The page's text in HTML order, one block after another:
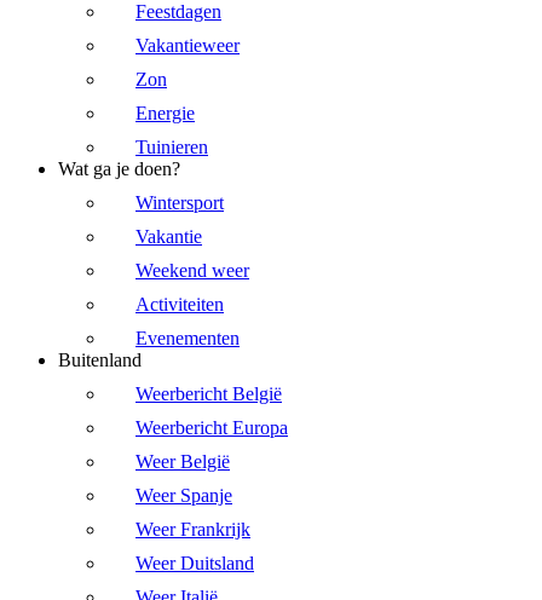
Feestdagen
Vakantieweer
Zon
Energie
Tuinieren
Wat ga je doen?
Wintersport
Vakantie
Weekend weer
Activiteiten
Evenementen
Buitenland
Weerbericht België
Weerbericht Europa
Weer België
Weer Spanje
Weer Frankrijk
Weer Duitsland